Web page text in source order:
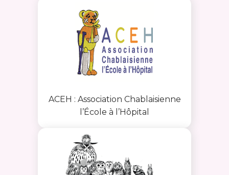
ACEH : Association Chablaisienne
l’École à l’Hôpital